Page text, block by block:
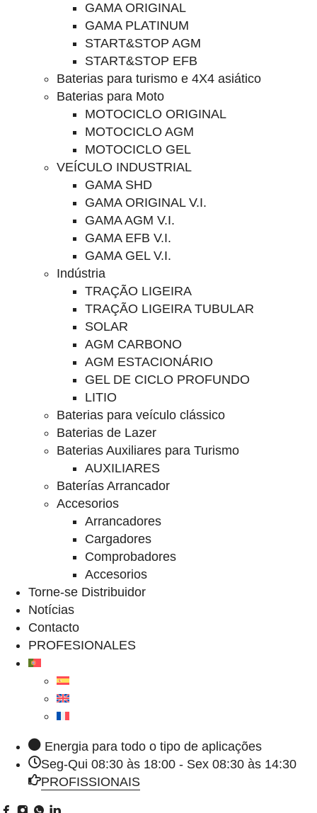
GAMA ORIGINAL
GAMA PLATINUM
START&STOP AGM
START&STOP EFB
Baterias para turismo e 4X4 asiático
Baterias para Moto
MOTOCICLO ORIGINAL
MOTOCICLO AGM
MOTOCICLO GEL
VEÍCULO INDUSTRIAL
GAMA SHD
GAMA ORIGINAL V.I.
GAMA AGM V.I.
GAMA EFB V.I.
GAMA GEL V.I.
Indústria
TRAÇÃO LIGEIRA
TRAÇÃO LIGEIRA TUBULAR
SOLAR
AGM CARBONO
AGM ESTACIONÁRIO
GEL DE CICLO PROFUNDO
LITIO
Baterias para veículo clássico
Baterias de Lazer
Baterias Auxiliares para Turismo
AUXILIARES
Baterías Arrancador
Accesorios
Arrancadores
Cargadores
Comprobadores
Accesorios
Torne-se Distribuidor
Notícias
Contacto
PROFESIONALES
Energia para todo o tipo de aplicações
Seg-Qui 08:30 às 18:00 - Sex 08:30 às 14:30
PROFISSIONAIS